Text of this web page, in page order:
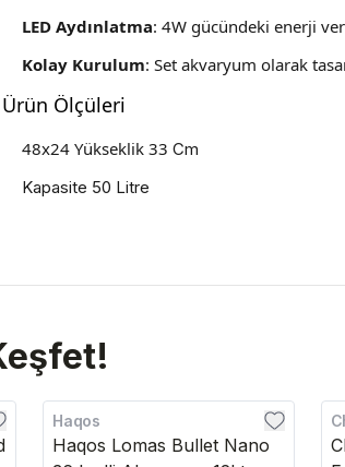
LED Aydınlatma: 4W gücündeki enerji
Kolay Kurulum: Set akvaryum olarak
Ürün Ölçüleri
48x24 Yükseklik 33 Cm
Kapasite 50 Litre
Haqos
Haqos Lomas Bullet Nano